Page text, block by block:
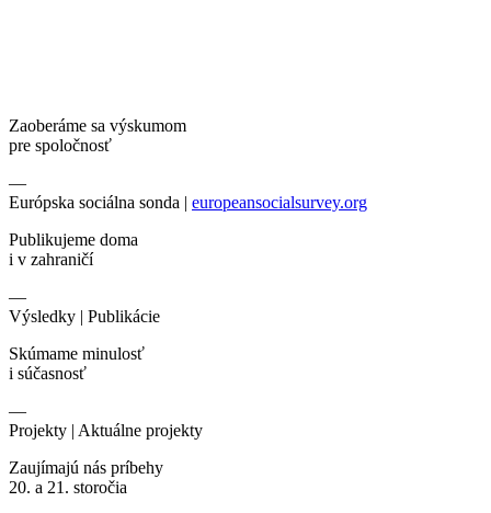
Zaoberáme sa výskumom
pre spoločnosť
—
Európska sociálna sonda | europeansocialsurvey.org
Publikujeme doma
i v zahraničí
—
Výsledky | Publikácie
Skúmame minulosť
i súčasnosť
—
Projekty | Aktuálne projekty
Zaujímajú nás príbehy
20. a 21. storočia